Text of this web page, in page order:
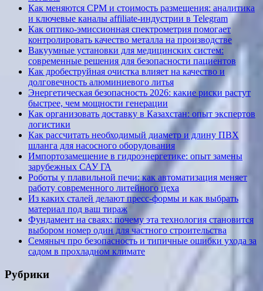
Как меняются CPM и стоимость размещения: аналитика
и ключевые каналы affiliate-индустрии в Telegram
Как оптико-эмиссионная спектрометрия помогает
контролировать качество металла на производстве
Вакуумные установки для медицинских систем:
современные решения для безопасности пациентов
Как дробеструйная очистка влияет на качество и
долговечность алюминиевого литья
Энергетическая безопасность 2026: какие риски растут
быстрее, чем мощности генерации
Как организовать доставку в Казахстан: опыт экспертов
логистики
Как рассчитать необходимый диаметр и длину ПВХ
шланга для насосного оборудования
Импортозамещение в гидроэнергетике: опыт замены
зарубежных САУ ГА
Роботы у плавильной печи: как автоматизация меняет
работу современного литейного цеха
Из каких сталей делают пресс-формы и как выбрать
материал под ваш тираж
Фундамент на сваях: почему эта технология становится
выбором номер один для частного строительства
Семяныч про безопасность и типичные ошибки ухода за
садом в прохладном климате
Рубрики